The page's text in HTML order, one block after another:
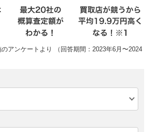
アンケートより （回答期間：2023年6月〜2024